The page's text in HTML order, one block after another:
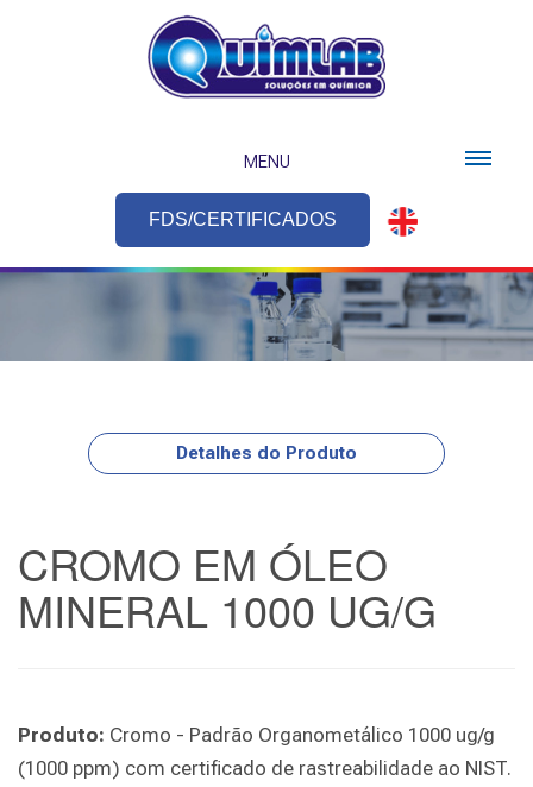
MENU
FDS/CERTIFICADOS
Detalhes do Produto
CROMO EM ÓLEO
MINERAL 1000 UG/G
Produto: Cromo - Padrão Organometálico 1000 ug/g
(1000 ppm) com certificado de rastreabilidade ao NIST.